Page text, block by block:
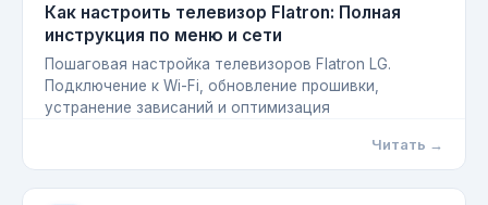
Как настроить телевизор Flatron: Полная
инструкция по меню и сети
Пошаговая настройка телевизоров Flatron LG.
Подключение к Wi-Fi, обновление прошивки,
устранение зависаний и оптимизация
Читать →